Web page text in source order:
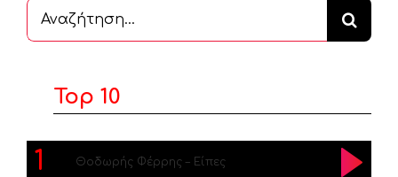
Αναζήτηση
...
Top 10
1 Θοδωρής Φέρρης – Είπες